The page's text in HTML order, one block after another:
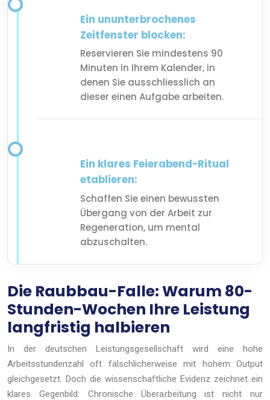
Ein ununterbrochenes
Zeitfenster blocken:
Reservieren Sie mindestens 90
Minuten in Ihrem Kalender, in
denen Sie ausschliesslich an
dieser einen Aufgabe arbeiten.
Ein klares Feierabend-Ritual
etablieren:
Schaffen Sie einen bewussten
Übergang von der Arbeit zur
Regeneration, um mental
abzuschalten.
Die Raubbau-Falle: Warum 80-
Stunden-Wochen Ihre Leistung
langfristig halbieren
In der deutschen Leistungsgesellschaft wird eine hohe
Arbeitsstundenzahl oft fälschlicherweise mit hohem Output
gleichgesetzt. Doch die wissenschaftliche Evidenz zeichnet ein
klares Gegenbild: Chronische Überarbeitung ist nicht nur